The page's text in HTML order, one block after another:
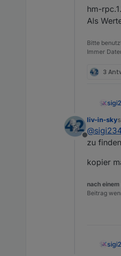
hm-
Als
Bitte
Immer
3
Offline
liv-in-sky
@
zu
kopier
nach
Beitrag